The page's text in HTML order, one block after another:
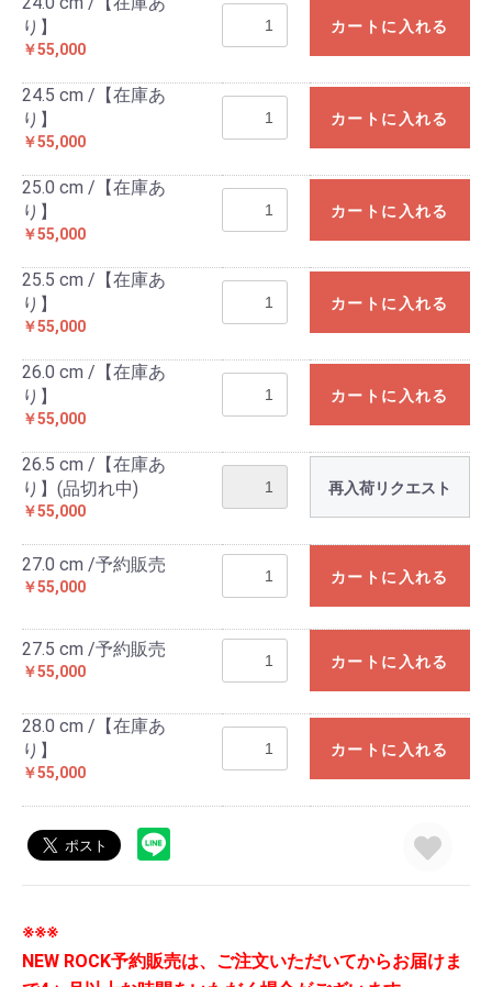
り】
￥55,000
カートに入れる
24.5 cm /【在庫あ
り】
￥55,000
カートに入れる
25.0 cm /【在庫あ
り】
￥55,000
カートに入れる
25.5 cm /【在庫あ
り】
￥55,000
カートに入れる
26.0 cm /【在庫あ
り】
￥55,000
カートに入れる
26.5 cm /【在庫あ
り】(品切れ中)
￥55,000
再入荷リクエスト
27.0 cm /予約販売
￥55,000
カートに入れる
27.5 cm /予約販売
￥55,000
カートに入れる
28.0 cm /【在庫あ
り】
￥55,000
カートに入れる
※※※
NEW ROCK予約販売は、ご注文いただいてからお届けま